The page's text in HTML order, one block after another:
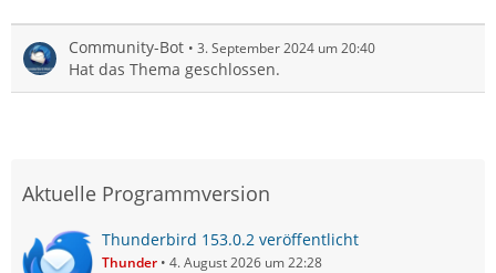
Community-Bot 3. September 2024 um 20:40
Hat das Thema geschlossen.
Aktuelle Programmversion
Thunderbird 153.0.2 veröffentlicht
Thunder 4. August 2026 um 22:28